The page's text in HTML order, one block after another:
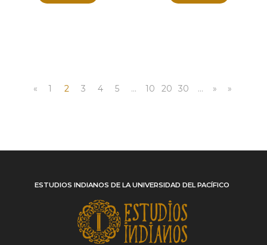
« 1 2 3 4 5 ... 10 20 30 ... » »
ESTUDIOS INDIANOS DE LA UNIVERSIDAD DEL PACÍFICO